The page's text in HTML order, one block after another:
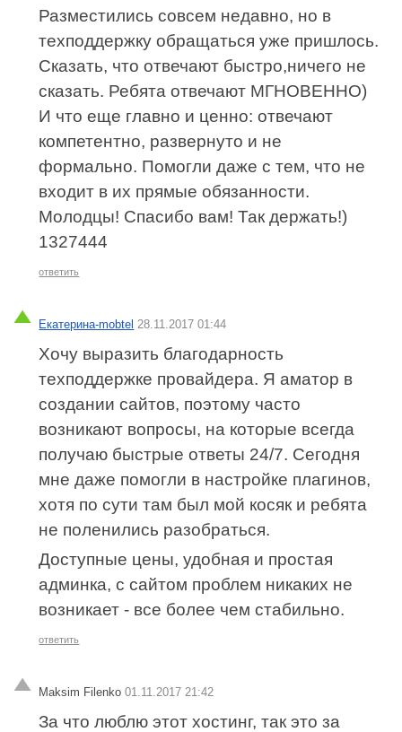
Разместились совсем недавно, но в
техподдержку обращаться уже пришлось.
Сказать, что отвечают быстро,ничего не
сказать. Ребята отвечают МГНОВЕННО)
И что еще главно и ценно: отвечают
компетентно, развернуто и не
формально. Помогли даже с тем, что не
входит в их прямые обязанности.
Молодцы! Спасибо вам! Так держать!)
1327444
ответить
Екатерина-mobtel 28.11.2017 01:44
Хочу выразить благодарность
техподдержке провайдера. Я аматор в
создании сайтов, поэтому часто
возникают вопросы, на которые всегда
получаю быстрые ответы 24/7. Сегодня
мне даже помогли в настройке плагинов,
хотя по сути там был мой косяк и ребята
не поленились разобраться.
Доступные цены, удобная и простая
админка, с сайтом проблем никаких не
возникает - все более чем стабильно.
ответить
Maksim Filenko 01.11.2017 21:42
За что люблю этот хостинг, так это за